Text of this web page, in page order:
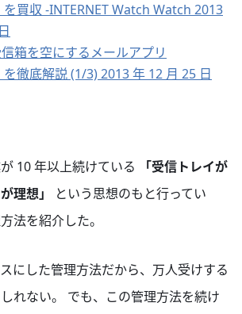
を買収 -INTERNET Watch Watch 2013
箱を空にするメールアプリ
を徹底解説 (1/3) 2013 年 12 月 25 日
10 年以上続けている
「受信トレイが
理想」
という思想のもと行ってい
法を紹介した。
にした管理方法だから、万人受けする
れない。 でも、この管理方法を続け